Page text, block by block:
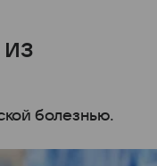
болезнью.